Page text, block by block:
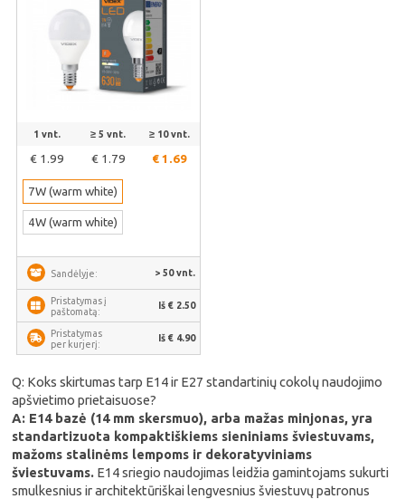
1 vnt.
€ 1.99
≥ 5 vnt.
€ 1.79
≥ 10 vnt.
€ 1.69
7W (warm white)
4W (warm white)
Sandėlyje: > 50 vnt.
Pristatymas į
paštomatą:
Iš € 2.50
Pristatymas
per kurjerį:
Iš € 4.90
Q: Koks skirtumas tarp E14 ir E27 standartinių cokolų naudojimo
apšvietimo prietaisuose?
A: E14 bazė (14 mm skersmuo), arba mažas minjonas, yra
standartizuota kompaktiškiems sieniniams šviestuvams,
mažoms stalinėms lempoms ir dekoratyviniams
šviestuvams. E14 sriegio naudojimas leidžia gamintojams sukurti
smulkesnius ir architektūriškai lengvesnius šviestuvų patronus